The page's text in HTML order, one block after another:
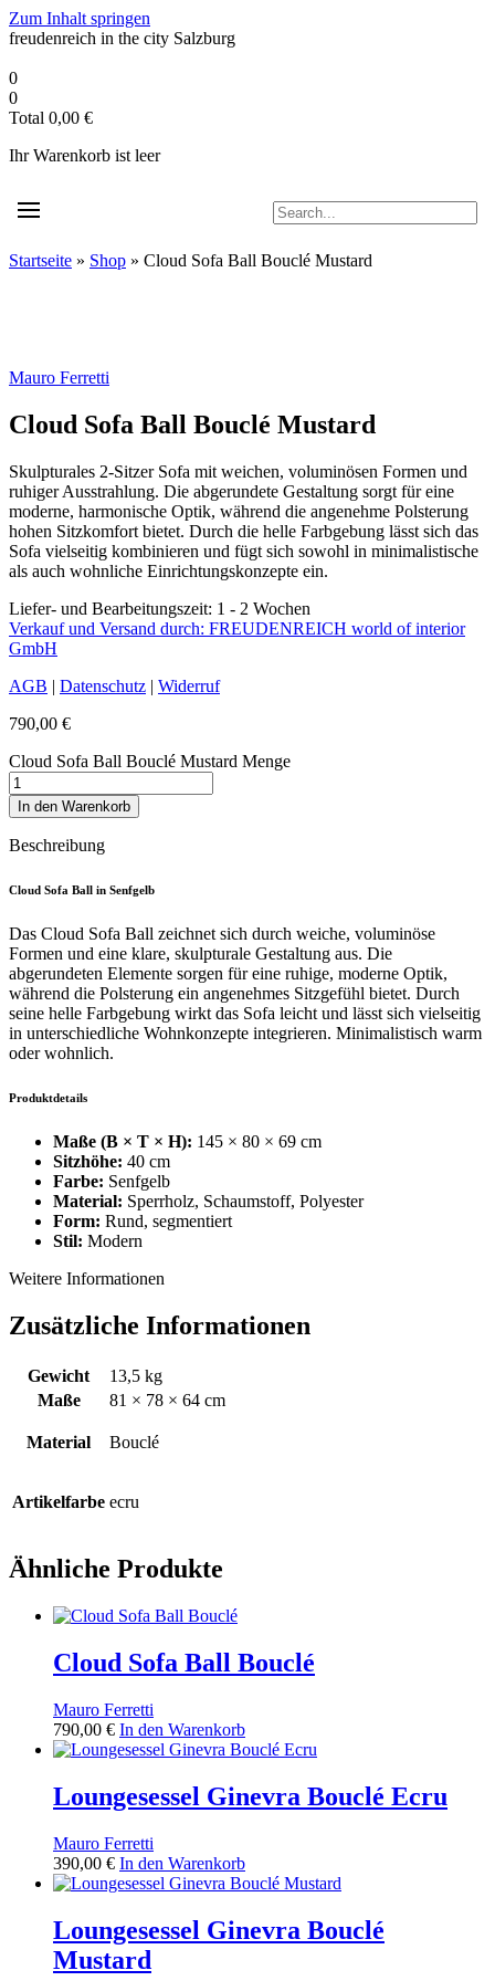
Zum Inhalt springen
freudenreich in the city Salzburg
0
0
Total 0,00 €
Ihr Warenkorb ist leer
Startseite » Shop » Cloud Sofa Ball Bouclé Mustard
Mauro Ferretti
Cloud Sofa Ball Bouclé Mustard
Skulpturales 2-Sitzer Sofa mit weichen, voluminösen Formen und
ruhiger Ausstrahlung. Die abgerundete Gestaltung sorgt für eine
moderne, harmonische Optik, während die angenehme Polsterung
hohen Sitzkomfort bietet. Durch die helle Farbgebung lässt sich das
Sofa vielseitig kombinieren und fügt sich sowohl in minimalistische
als auch wohnliche Einrichtungskonzepte ein.
Liefer- und Bearbeitungszeit: 1 - 2 Wochen
Verkauf und Versand durch: FREUDENREICH world of interior
GmbH
AGB | Datenschutz | Widerruf
790,00 €
Cloud Sofa Ball Bouclé Mustard Menge
In den Warenkorb
Beschreibung
Cloud Sofa Ball in Senfgelb
Das Cloud Sofa Ball zeichnet sich durch weiche, voluminöse
Formen und eine klare, skulpturale Gestaltung aus. Die
abgerundeten Elemente sorgen für eine ruhige, moderne Optik,
während die Polsterung ein angenehmes Sitzgefühl bietet. Durch
seine helle Farbgebung wirkt das Sofa leicht und lässt sich vielseitig
in unterschiedliche Wohnkonzepte integrieren. Minimalistisch warm
oder wohnlich.
Produktdetails
Maße (B × T × H): 145 × 80 × 69 cm
Sitzhöhe: 40 cm
Farbe: Senfgelb
Material: Sperrholz, Schaumstoff, Polyester
Form: Rund, segmentiert
Stil: Modern
Weitere Informationen
Zusätzliche Informationen
Gewicht
13,5 kg
Maße
81 × 78 × 64 cm
Material Bouclé
Artikelfarbe ecru
Ähnliche Produkte
Cloud Sofa Ball Bouclé
Mauro Ferretti
790,00 € In den Warenkorb
Loungesessel Ginevra Bouclé Ecru
Mauro Ferretti
390,00 € In den Warenkorb
Loungesessel Ginevra Bouclé
Mustard